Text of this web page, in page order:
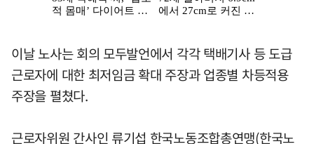
이날 노사는 회의 모두발언에서 각각 택배기사 등 도급
근로자에 대한 최저임금 확대 주장과 업종별 차등적용
주장을 펼쳤다.
근로자위원 간사인 류기섭 한국노동조합총연맹(한국노